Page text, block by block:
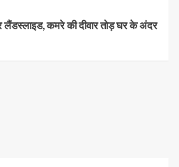
कमरे की दीवार तोड़ घर के अंदर